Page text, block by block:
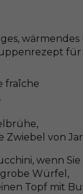
wärmendes
für
fraîche
Zwiebel von
wenn
grobe Würfel,
Topf mit